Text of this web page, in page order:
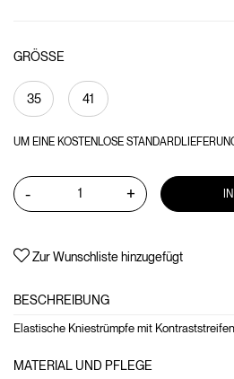
GRÖSSE
35 41
UM EINE KOSTENLOSE
- +
Zur Wunschliste hinzugefügt
BESCHREIBUNG
Elastische Kniestrümpfe mit
MATERIAL UND PFLEGE